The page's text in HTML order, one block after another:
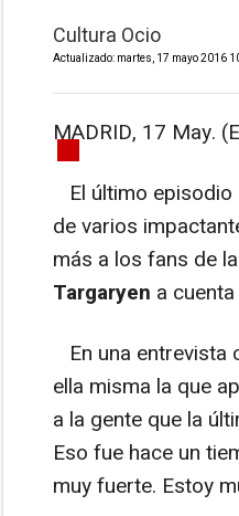
Cultura Ocio
Actualizado: martes, 17 mayo 2016
MADRID, 17 May.
El último episodio
de varios
más a los fans de
Targaryen a
En una entrevista
ella misma la que
a la gente que la
Eso fue hace un
muy fuerte. Estoy